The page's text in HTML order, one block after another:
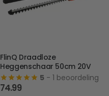
FlinQ Draadloze
Heggenschaar 50cm 20V
5 - 1 beoordeling
74.99